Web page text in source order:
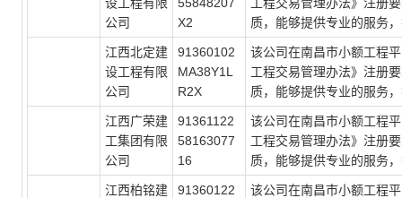
公司
X2
质，能够提供专业的服务
江西北定建
设工程有限
公司
91360102
MA38Y1L
R2X
该公司在南昌市小额工程
工程交易管理办法》注册
质，能够提供专业的服务
江西广荣建
工集团有限
公司
91361122
58163077
16
该公司在南昌市小额工程
工程交易管理办法》注册
质，能够提供专业的服务
江西柏铭建
91360122
该公司在南昌市小额工程